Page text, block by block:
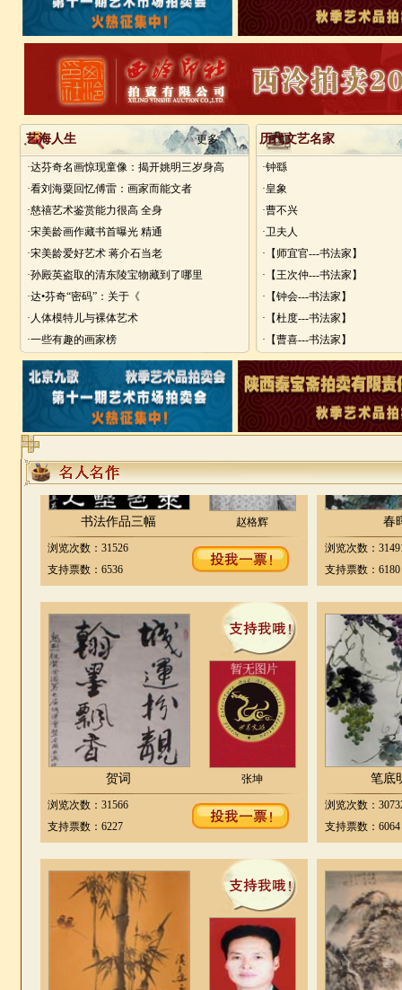
艺海人生 更多
·达芬奇名画惊现童像：揭开姚明三岁身高
·看刘海粟回忆傅雷：画家而能文者
·慈禧艺术鉴赏能力很高 全身
·宋美龄画作藏书首曝光 精通
·宋美龄爱好艺术 蒋介石当老
·孙殿英盗取的清东陵宝物藏到了哪里
·达•芬奇“密码”：关于《
·人体模特儿与裸体艺术
·一些有趣的画家榜
历代文艺名家
·钟繇
·皇象
·曹不兴
·卫夫人
·【师宜官---书法家】
·【王次仲---书法家】
·【钟会---书法家】
·【杜度---书法家】
·【曹喜---书法家】
浏览次数：31526
支持票数：6536
浏览次数：
支持票数：6180
贺词
浏览次数：31566
支持票数：6227
笔底
浏览次数：
支持票数：6064